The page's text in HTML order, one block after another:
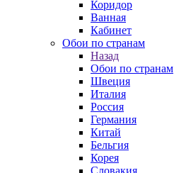
Коридор
Ванная
Кабинет
Обои по странам
Назад
Обои по странам
Швеция
Италия
Россия
Германия
Китай
Бельгия
Корея